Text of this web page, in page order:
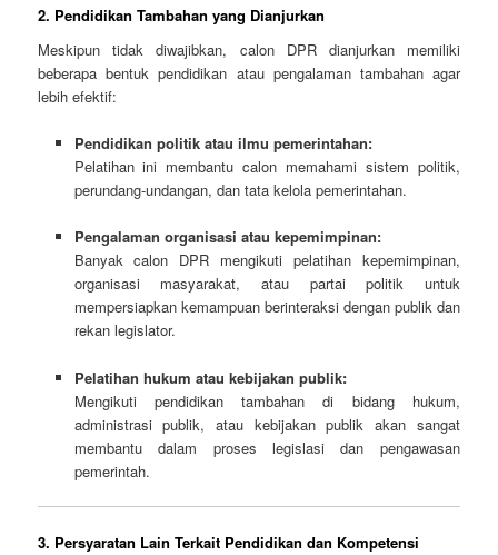
2. Pendidikan Tambahan yang Dianjurkan
Meskipun tidak diwajibkan, calon DPR dianjurkan memiliki
beberapa bentuk pendidikan atau pengalaman tambahan agar
lebih efektif:
Pendidikan politik atau ilmu pemerintahan:
Pelatihan ini membantu calon memahami sistem politik,
perundang-undangan, dan tata kelola pemerintahan.
Pengalaman organisasi atau kepemimpinan:
Banyak calon DPR mengikuti pelatihan kepemimpinan,
organisasi masyarakat, atau partai politik untuk
mempersiapkan kemampuan berinteraksi dengan publik dan
rekan legislator.
Pelatihan hukum atau kebijakan publik:
Mengikuti pendidikan tambahan di bidang hukum,
administrasi publik, atau kebijakan publik akan sangat
membantu dalam proses legislasi dan pengawasan
pemerintah.
3. Persyaratan Lain Terkait Pendidikan dan Kompetensi